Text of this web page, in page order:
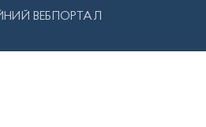
ВЕБПОРТАЛ